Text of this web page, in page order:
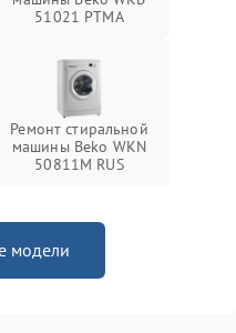
51021 PTМА
Ремонт стиральной
машины Beko WKN
50811M RUS
модели